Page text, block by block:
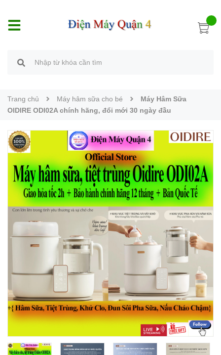
Trang chủ Máy hâm sữa cho bé
Máy Hâm Sữa
OIDIRE ODI02A chính hãng, đổi mới 30 ngày đầu